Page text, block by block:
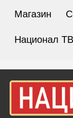
Магазин
Национал ТВ